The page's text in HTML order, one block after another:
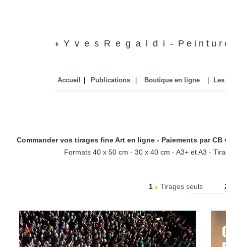
Y v e s R e g a l d i - P e i n t u r e
Accueil Publications Boutique en ligne
Commander vos tirages fine Art en ligne - Paiements par
Formats 40 x 50 cm - 30 x 40 cm - A3+ et A3 -
1 Tirages seuls